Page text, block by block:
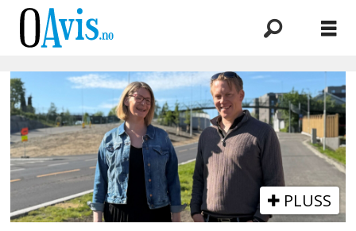
Emne:
katinka
bøhmer
sjøberg
PLUSS